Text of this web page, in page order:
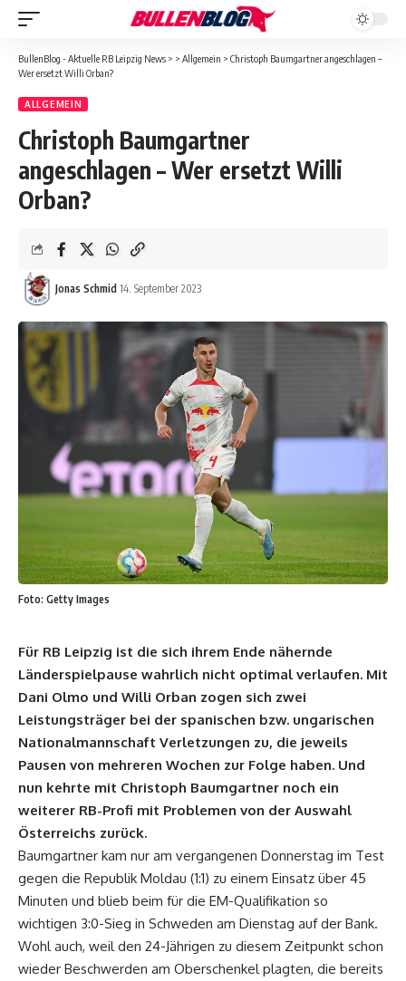
BullenBlog - Aktuelle RB Leipzig News > > Allgemein > Christoph Baumgartner angeschlagen –
Wer ersetzt Willi Orban?
ALLGEMEIN
Christoph Baumgartner
angeschlagen – Wer ersetzt Willi
Orban?
Jonas Schmid 14. September 2023
Foto: Getty Images
Für RB Leipzig ist die sich ihrem Ende nähernde
Länderspielpause wahrlich nicht optimal verlaufen. Mit
Dani Olmo und Willi Orban zogen sich zwei
Leistungsträger bei der spanischen bzw. ungarischen
Nationalmannschaft Verletzungen zu, die jeweils
Pausen von mehreren Wochen zur Folge haben. Und
nun kehrte mit Christoph Baumgartner noch ein
weiterer RB-Profi mit Problemen von der Auswahl
Österreichs zurück.
Baumgartner kam nur am vergangenen Donnerstag im Test
gegen die Republik Moldau (1:1) zu einem Einsatz über 45
Minuten und blieb beim für die EM-Qualifikation so
wichtigen 3:0-Sieg in Schweden am Dienstag auf der Bank.
Wohl auch, weil den 24-Jährigen zu diesem Zeitpunkt schon
wieder Beschwerden am Oberschenkel plagten, die bereits